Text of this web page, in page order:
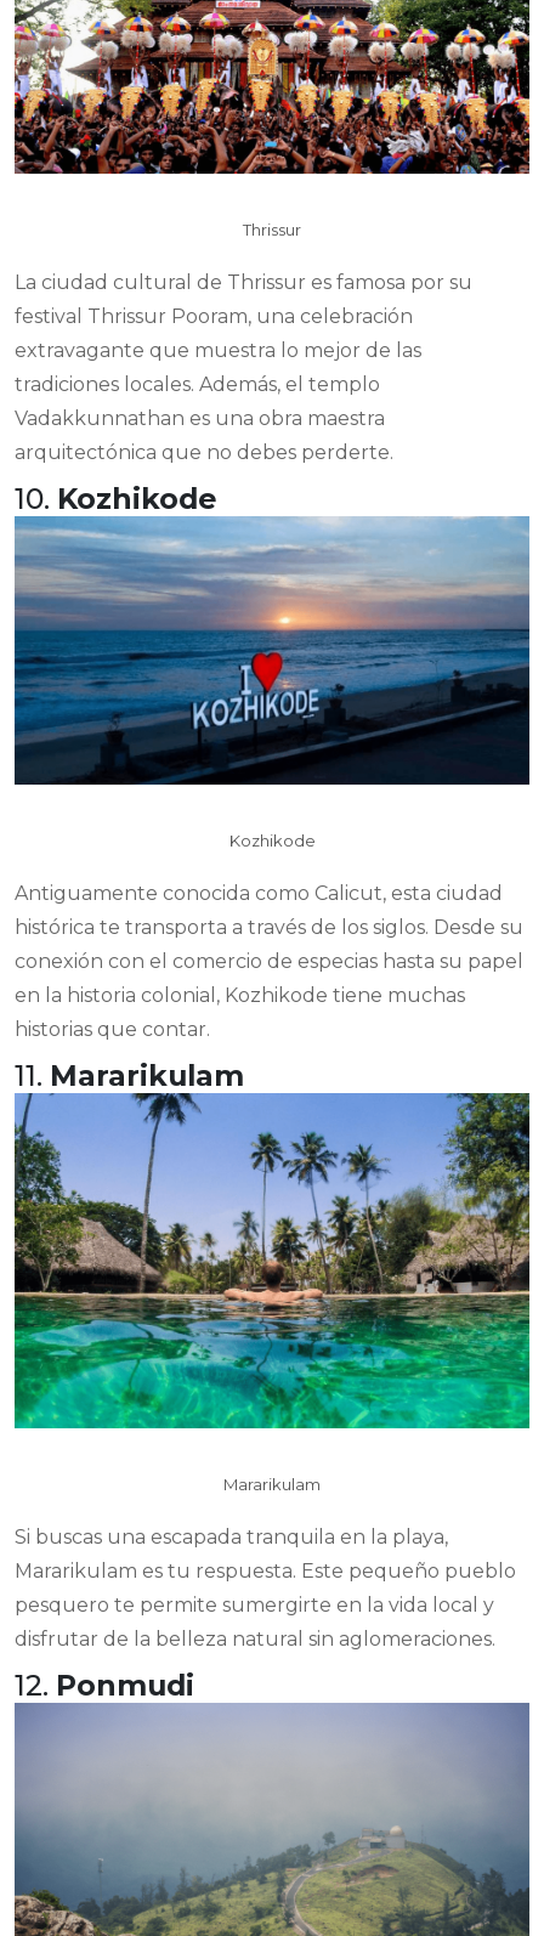
Thrissur
La ciudad cultural de Thrissur es famosa por su
festival Thrissur Pooram, una celebración
extravagante que muestra lo mejor de las
tradiciones locales. Además, el templo
Vadakkunnathan es una obra maestra
arquitectónica que no debes perderte.
10. Kozhikode
Kozhikode
Antiguamente conocida como Calicut, esta ciudad
histórica te transporta a través de los siglos. Desde su
conexión con el comercio de especias hasta su papel
en la historia colonial, Kozhikode tiene muchas
historias que contar.
11. Mararikulam
Mararikulam
Si buscas una escapada tranquila en la playa,
Mararikulam es tu respuesta. Este pequeño pueblo
pesquero te permite sumergirte en la vida local y
disfrutar de la belleza natural sin aglomeraciones.
12. Ponmudi